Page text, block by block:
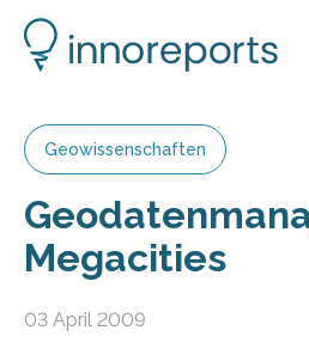
Geowissenschaften
Megacities
03 April 2009